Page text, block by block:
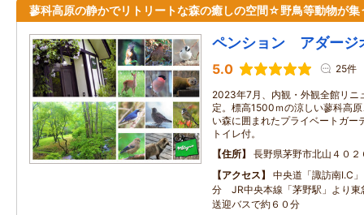
蓼科高原の静かでリトリートな森の癒しの空間☆野鳥等動物が集
ペンション アダージ
5.0 25件
2023年7月、内観・外観全館リニ
定。標高1500ｍの涼しい蓼科高
い森に囲まれたプライベートガー
トイレ付。
住所
長野県茅野市北山４０
アクセス
中央道「諏訪南I.C
分 JR中央本線「茅野駅」より東
送迎バスで約６０分